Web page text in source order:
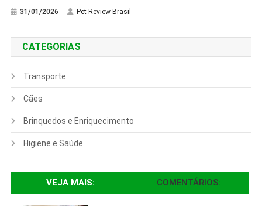
31/01/2026 Pet Review Brasil
CATEGORIAS
Transporte
Cães
Brinquedos e Enriquecimento
Higiene e Saúde
VEJA MAIS: COMENTÁRIOS: